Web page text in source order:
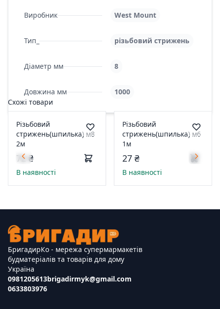
Виробник West Mount
Тип_ різьбовий стрижень
Діаметр мм 8
Довжина мм
1000
Схожі товари
Різьбовий
стрижень(шпилька) м8
2м
72 ₴
В наявності
Різьбовий
стрижень(шпилька) м6
1м
27 ₴
В наявності
БригадирКо - мережа супермармакетів
будматеріалів та товарів для дому
Україна
0981205613
0633803976
brigadirmyk@gmail.com